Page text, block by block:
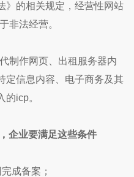
》的相关规定，经营性网站
非法经营。
制作网页、出租服务器内
定信息内容、电子商务及其
icp。
企业要满足这些条件
成备案；